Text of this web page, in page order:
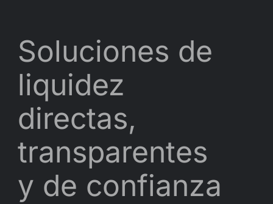
Soluciones de
liquidez
directas,
transparentes
y de confianza